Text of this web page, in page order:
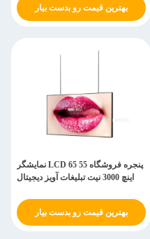
بهترین قیمت رو بدست بیار
نمایشگر LCD پنجره فروشگاه 55 65
اینچ 3000 نیت تبلیغات آویز دیجیتال
بهترین قیمت رو بدست بیار